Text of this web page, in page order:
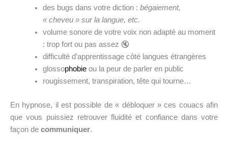
des bugs dans votre diction : bégaiement,
« cheveu » sur la langue, etc.
volume sonore de votre voix non adapté au moment
: trop fort ou pas assez 🔇
difficulté d’apprentissage côté langues étrangères
glossophobie ou la peur de parler en public
rougissement, transpiration, tête qui tourne…
En hypnose, il est possible de « débloquer » ces couacs afin
que vous puissiez retrouver fluidité et confiance dans votre
façon de communiquer.